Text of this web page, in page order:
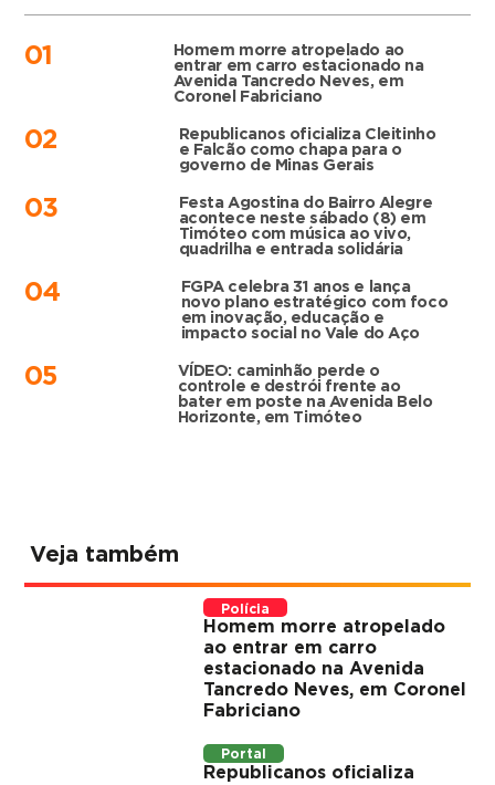
01
Homem morre atropelado ao
entrar em carro estacionado na
Avenida Tancredo Neves, em
Coronel Fabriciano
02
Republicanos oficializa Cleitinho
e Falcão como chapa para o
governo de Minas Gerais
03
Festa Agostina do Bairro Alegre
acontece neste sábado (8) em
Timóteo com música ao vivo,
quadrilha e entrada solidária
04
FGPA celebra 31 anos e lança
novo plano estratégico com foco
em inovação, educação e
impacto social no Vale do Aço
05
VÍDEO: caminhão perde o
controle e destrói frente ao
bater em poste na Avenida Belo
Horizonte, em Timóteo
Veja também
Polícia
Homem morre atropelado
ao entrar em carro
estacionado na Avenida
Tancredo Neves, em Coronel
Fabriciano
Portal
Republicanos oficializa